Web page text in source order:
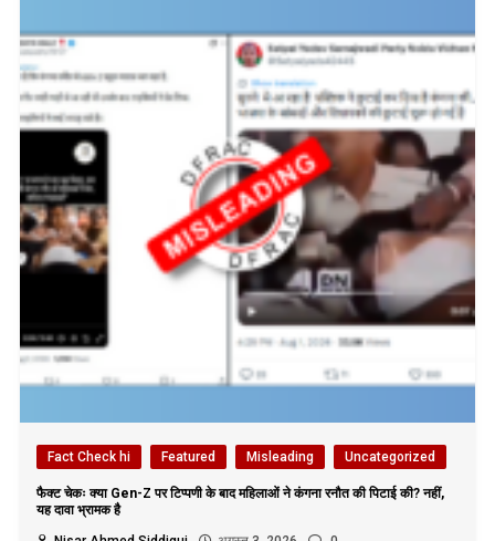
Fact Check hi Featured Misleading Uncategorized
फैक्ट चेकः क्या Gen-Z पर टिप्पणी के बाद महिलाओं ने कंगना रनौत की पिटाई की? नहीं,
यह दावा भ्रामक है